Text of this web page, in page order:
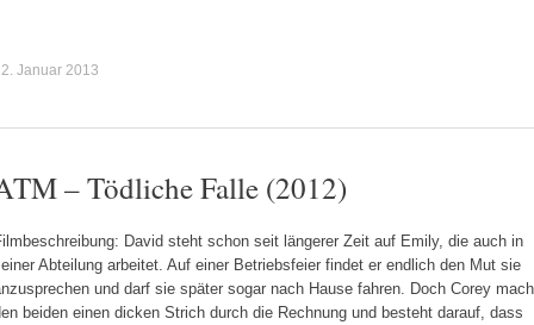
Januar 2013
– Tödliche Falle (2012)
David steht schon seit längerer Zeit auf Emily, die auch in
Abteilung arbeitet. Auf einer Betriebsfeier findet er endlich den Mut sie
und darf sie später sogar nach Hause fahren. Doch Corey
beiden einen dicken Strich durch die Rechnung und besteht darauf, dass